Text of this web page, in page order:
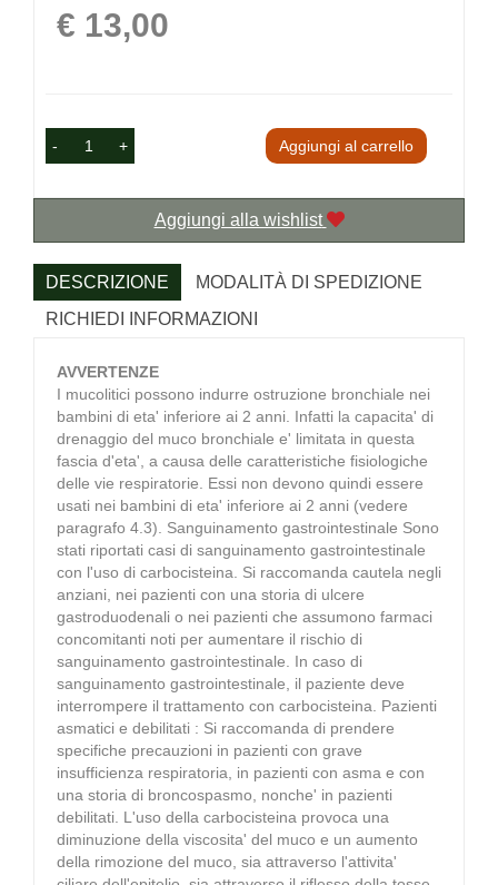
Prezzo
€ 13,00
- + Aggiungi al carrello
Aggiungi alla wishlist
DESCRIZIONE
MODALITÀ DI SPEDIZIONE
RICHIEDI INFORMAZIONI
AVVERTENZE
I mucolitici possono indurre ostruzione bronchiale nei
bambini di eta' inferiore ai 2 anni. Infatti la capacita' di
drenaggio del muco bronchiale e' limitata in questa
fascia d'eta', a causa delle caratteristiche fisiologiche
delle vie respiratorie. Essi non devono quindi essere
usati nei bambini di eta' inferiore ai 2 anni (vedere
paragrafo 4.3). Sanguinamento gastrointestinale Sono
stati riportati casi di sanguinamento gastrointestinale
con l'uso di carbocisteina. Si raccomanda cautela negli
anziani, nei pazienti con una storia di ulcere
gastroduodenali o nei pazienti che assumono farmaci
concomitanti noti per aumentare il rischio di
sanguinamento gastrointestinale. In caso di
sanguinamento gastrointestinale, il paziente deve
interrompere il trattamento con carbocisteina. Pazienti
asmatici e debilitati : Si raccomanda di prendere
specifiche precauzioni in pazienti con grave
insufficienza respiratoria, in pazienti con asma e con
una storia di broncospasmo, nonche' in pazienti
debilitati. L'uso della carbocisteina provoca una
diminuzione della viscosita' del muco e un aumento
della rimozione del muco, sia attraverso l'attivita'